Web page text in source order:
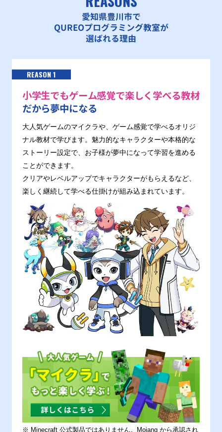
愛知県豊川市で
QUREOプログラミング教室が
選ばれる理由
REASON 1
小学生でもゲーム感覚で楽しく学べる教材
だから夢中になる
大人気ゲームのマイクラや、ゲーム感覚で学べるオリジ
ナル教材で学びます。魅力的なキャラクターや本格的な
ストーリー設定で、お子様が夢中になって学習を進める
ことができます。
クリアやレベルアップでキャラクターがもらえるなど、
楽しく継続して学べる仕掛けが組み込まれています。
※ Minecraft 公式製品ではありません。Mojang から承認され